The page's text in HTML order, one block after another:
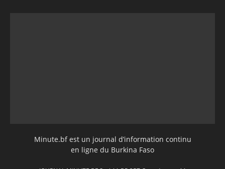
Minute.bf est un journal d’information continu
en ligne du Burkina Faso